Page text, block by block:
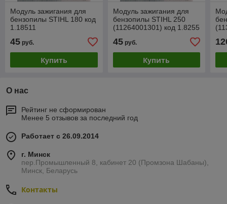
Модуль зажигания для
бензопилы STIHL 180 код
1.18511
45 руб.
Купить
Модуль зажигания для
бензопилы STIHL 250
(11264001301) код 1.8255
45руб.
Купить
О нас
Рейтинг не сформирован
Менее 5 отзывов за последний год
Работает с 26.09.2014
г. Минск
пер.Промышленный 8, кабинет 20 (Промзона Шабаны),
Минск, Беларусь
Контакты